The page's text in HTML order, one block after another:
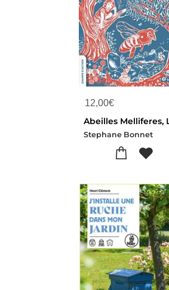
12,00€
Stephane Bonnet